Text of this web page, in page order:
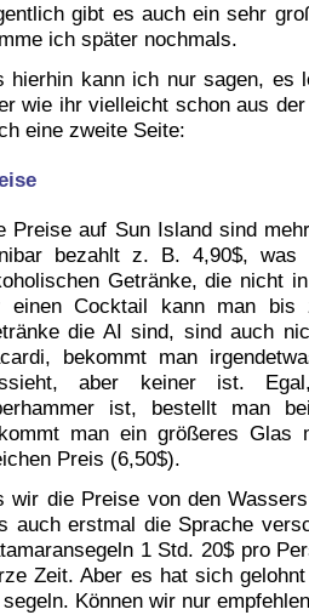
gibt es auch ein sehr
ich später nochmals.
hierhin kann ich nur sagen, es
wie ihr vielleicht schon aus
eine zweite Seite:
Preise auf Sun Island sind
bezahlt z. B. 4,90$,
Getränke, die nicht
einen Cocktail kann man bis
die AI sind, sind auch
bekommt man
aber keiner ist.
ist, bestellt man
man ein größeres
Preis (6,50$).
wir die Preise von den
auch erstmal die Sprache
1 Std. 20$ pro
Zeit. Aber es hat sich
Können wir nur